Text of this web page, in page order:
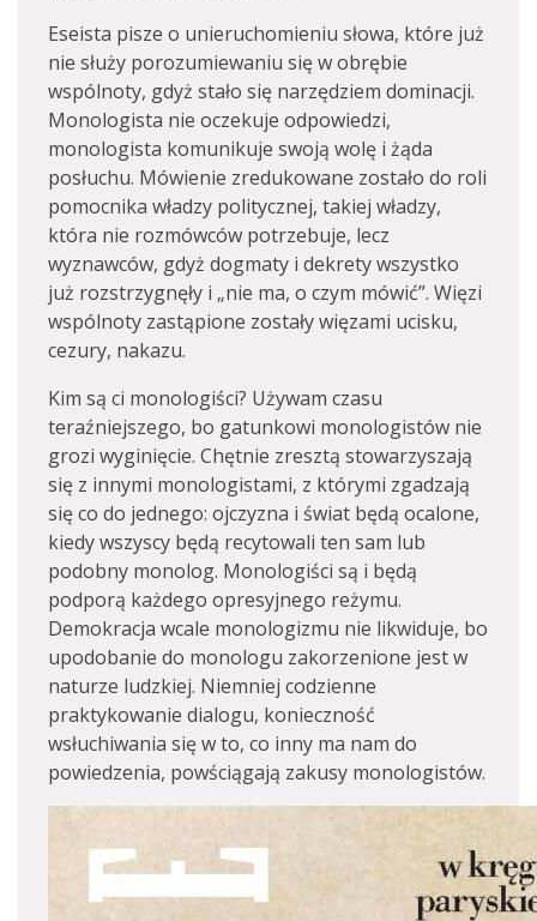
Eseista pisze o unieruchomieniu słowa, które już
nie służy porozumiewaniu się w obrębie
wspólnoty, gdyż stało się narzędziem dominacji.
Monologista nie oczekuje odpowiedzi,
monologista komunikuje swoją wolę i żąda
posłuchu. Mówienie zredukowane zostało do roli
pomocnika władzy politycznej, takiej władzy,
która nie rozmówców potrzebuje, lecz
wyznawców, gdyż dogmaty i dekrety wszystko
już rozstrzygnęły i „nie ma, o czym mówić”. Więzi
wspólnoty zastąpione zostały więzami ucisku,
cezury, nakazu.
Kim są ci monologiści? Używam czasu
teraźniejszego, bo gatunkowi monologistów nie
grozi wyginięcie. Chętnie zresztą stowarzyszają
się z innymi monologistami, z którymi zgadzają
się co do jednego: ojczyzna i świat będą ocalone,
kiedy wszyscy będą recytowali ten sam lub
podobny monolog. Monologiści są i będą
podporą każdego opresyjnego reżymu.
Demokracja wcale monologizmu nie likwiduje, bo
upodobanie do monologu zakorzenione jest w
naturze ludzkiej. Niemniej codzienne
praktykowanie dialogu, konieczność
wsłuchiwania się w to, co inny ma nam do
powiedzenia, powściągają zakusy monologistów.